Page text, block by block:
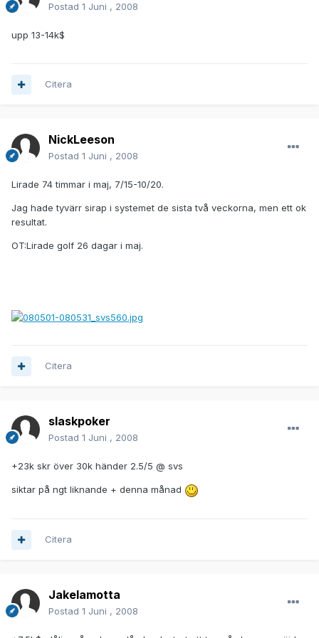
Postad 1 Juni , 2008
upp 13-14k$
Citera
NickLeeson
Postad 1 Juni , 2008
Lirade 74 timmar i maj, 7/15-10/20.
Jag hade tyvärr sirap i systemet de sista två veckorna, men ett ok
resultat.
OT:Lirade golf 26 dagar i maj.
Citera
slaskpoker
Postad 1 Juni , 2008
+23k skr över 30k händer 2.5/5 @ svs
siktar på ngt liknande + denna månad
Citera
Jakelamotta
Postad 1 Juni , 2008